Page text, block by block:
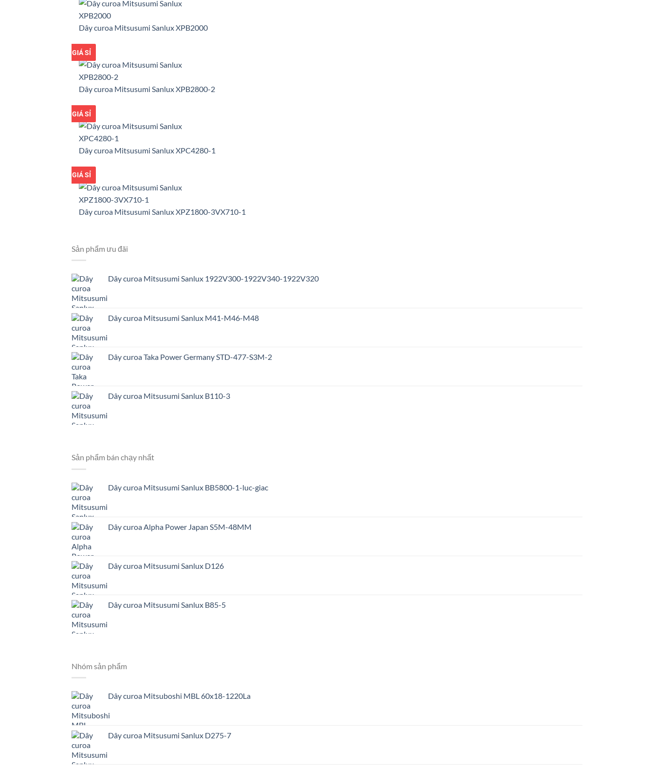
Dây curoa Mitsusumi Sanlux XPB2000
GIÁ TỐT
GIÁ SỈ
Dây curoa Mitsusumi Sanlux XPB2800-2
GIÁ TỐT
GIÁ SỈ
Dây curoa Mitsusumi Sanlux XPC4280-1
GIÁ TỐT
GIÁ SỈ
Dây curoa Mitsusumi Sanlux XPZ1800-3VX710-1
Sản phẩm ưu đãi
Dây curoa Mitsusumi Sanlux 1922V300-1922V340-1922V320
Dây curoa Mitsusumi Sanlux M41-M46-M48
Dây curoa Taka Power Germany STD-477-S3M-2
Dây curoa Mitsusumi Sanlux B110-3
Sản phẩm bán chạy nhất
Dây curoa Mitsusumi Sanlux BB5800-1-luc-giac
Dây curoa Alpha Power Japan S5M-48MM
Dây curoa Mitsusumi Sanlux D126
Dây curoa Mitsusumi Sanlux B85-5
Nhóm sản phẩm
Dây curoa Mitsuboshi MBL 60x18-1220La
Dây curoa Mitsusumi Sanlux D275-7